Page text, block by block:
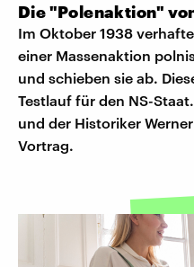
Die "Polenaktion"
Im Oktober 1938
einer Massenaktion
und schieben sie ab.
Testlauf für den NS-
und der Historiker
Vortrag.